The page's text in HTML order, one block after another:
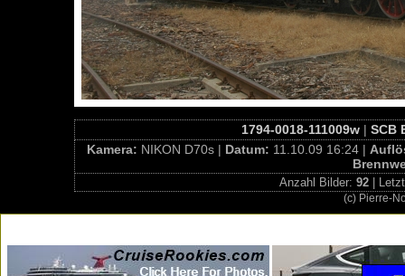
1794-0018-111009w | SCB
Kamera: NIKON D70s | Datum: 11.10.09 16:24 |
Anzahl Bilder: 92 |
(c) Pierre-